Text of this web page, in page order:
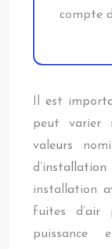
compte
Il est
peut varier
valeurs
installation
fuites d’air
puissance